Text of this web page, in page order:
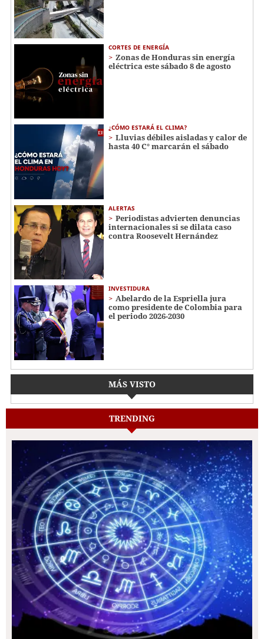
CORTES DE ENERGÍA
Zonas de Honduras sin energía
eléctrica este sábado 8 de agosto
¿CÓMO ESTARÁ EL CLIMA?
Lluvias débiles aisladas y calor de
hasta 40 C° marcarán el sábado
ALERTAS
Periodistas advierten denuncias
internacionales si se dilata caso
contra Roosevelt Hernández
INVESTIDURA
Abelardo de la Espriella jura
como presidente de Colombia para
el periodo 2026-2030
MÁS VISTO
TRENDING